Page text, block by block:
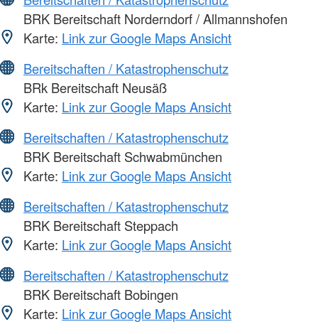
BRK Bereitschaft Norderndorf / Allmannshofen
Karte: Link zur Google Maps Ansicht
Bereitschaften / Katastrophenschutz
BRk Bereitschaft Neusäß
Karte: Link zur Google Maps Ansicht
Bereitschaften / Katastrophenschutz
BRK Bereitschaft Schwabmünchen
Karte: Link zur Google Maps Ansicht
Bereitschaften / Katastrophenschutz
BRK Bereitschaft Steppach
Karte: Link zur Google Maps Ansicht
Bereitschaften / Katastrophenschutz
BRK Bereitschaft Bobingen
Karte: Link zur Google Maps Ansicht